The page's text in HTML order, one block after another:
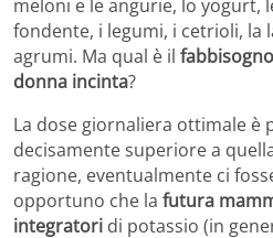
meloni e le angurie, lo yogurt,
fondente, i legumi, i cetrioli, la
agrumi. Ma qual è il
donna incinta?
La dose giornaliera ottimale è
decisamente superiore a
ragione, eventualmente ci
opportuno che la futura
integratori di potassio (in